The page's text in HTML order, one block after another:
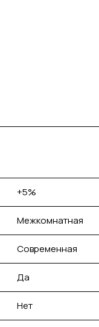
+5%
Межкомнатная
Современная
Да
Нет